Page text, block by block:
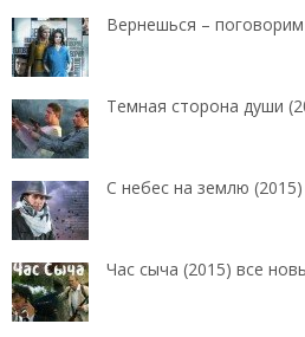
Вернешься –
Темная сторона души
С небес на землю
Час сыча (2015) все